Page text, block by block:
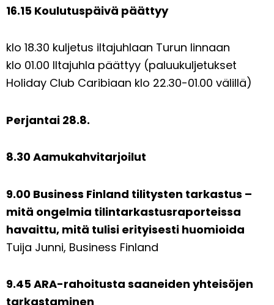
16.15 Koulutuspäivä päättyy
klo 18.30 kuljetus iltajuhlaan Turun linnaan
klo 01.00 Iltajuhla päättyy (paluukuljetukset
Holiday Club Caribiaan klo 22.30-01.00 välillä)
Perjantai 28.8.
8.30 Aamukahvitarjoilut
9.00 Business Finland tilitysten tarkastus –
mitä ongelmia tilintarkastusraporteissa
havaittu, mitä tulisi erityisesti huomioida
Tuija Junni, Business Finland
9.45 ARA-rahoitusta saaneiden yhteisöjen
tarkastaminen